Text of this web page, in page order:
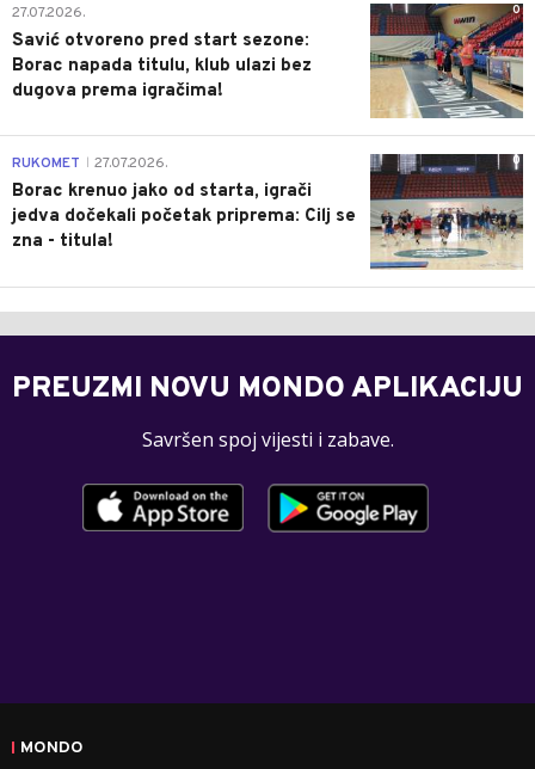
0
27.07.2026.
Savić otvoreno pred start sezone:
Borac napada titulu, klub ulazi bez
dugova prema igračima!
0
RUKOMET 27.07.2026.
Borac krenuo jako od starta, igrači
jedva dočekali početak priprema: Cilj se
zna - titula!
PREUZMI NOVU MONDO APLIKACIJU
Savršen spoj vijesti i zabave.
MONDO